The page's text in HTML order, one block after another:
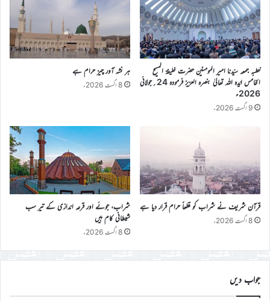
خطبہ جمعہ سیّدنا امیر المومنین حضرت خلیفۃ المسیح
الخامس ایّدہ اللہ تعالیٰ بنصرہ العزیز فرمودہ 24؍جولائی
2026ء
9 اگست 2026ء
ہر نشہ آور چیز حرام ہے
8 اگست 2026ء
قرآن شریف نے شراب کو قطعاً حرام قرار دیا ہے
8 اگست 2026ء
شراب، جوئے اور قرعہ اندازی کے تیر سب
شیطانی کام ہیں
8 اگست 2026ء
جواب دیں